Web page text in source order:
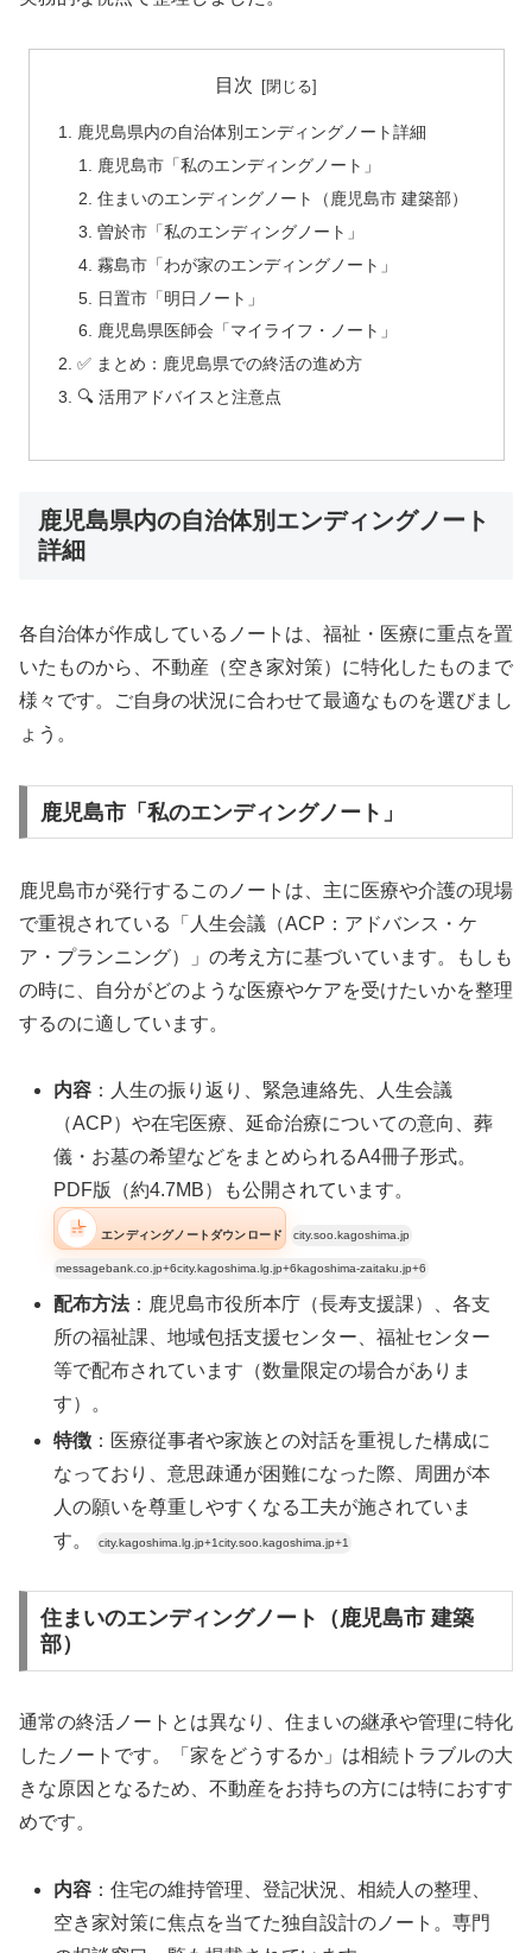
目次
鹿児島県内の自治体別エンディングノート詳細
鹿児島市「私のエンディングノート」
住まいのエンディングノート（鹿児島市 建築部）
曽於市「私のエンディングノート」
霧島市「わが家のエンディングノート」
日置市「明日ノート」
鹿児島県医師会「マイライフ・ノート」
✅ まとめ：鹿児島県での終活の進め方
🔍 活用アドバイスと注意点
鹿児島県内の自治体別エンディングノート
詳細
各自治体が作成しているノートは、福祉・医療に重点を置
いたものから、不動産（空き家対策）に特化したものまで
様々です。ご自身の状況に合わせて最適なものを選びまし
ょう。
鹿児島市「私のエンディングノート」
鹿児島市が発行するこのノートは、主に医療や介護の現場
で重視されている「人生会議（ACP：アドバンス・ケ
ア・プランニング）」の考え方に基づいています。もしも
の時に、自分がどのような医療やケアを受けたいかを整理
するのに適しています。
内容 ：人生の振り返り、緊急連絡先、人生会議
（ACP）や在宅医療、延命治療についての意向、葬
儀・お墓の希望などをまとめられるA4冊子形式。
PDF版（約4.7MB）も公開されています。
エンディングノートダウンロード city.soo.kagoshima.jp
messagebank.co.jp+6city.kagoshima.lg.jp+6kagoshima-zaitaku.jp+6
配布方法：鹿児島市役所本庁（長寿支援課）、各支
所の福祉課、地域包括支援センター、福祉センター
等で配布されています（数量限定の場合がありま
す）。
特徴 ：医療従事者や家族との対話を重視した構成に
なっており、意思疎通が困難になった際、周囲が本
人の願いを尊重しやすくなる工夫が施されていま
す。
city.kagoshima.lg.jp+1city.soo.kagoshima.jp+1
住まいのエンディングノート（鹿児島市 建築
部）
通常の終活ノートとは異なり、住まいの継承や管理に特化
したノートです。「家をどうするか」は相続トラブルの大
きな原因となるため、不動産をお持ちの方には特におすす
めです。
内容 ：住宅の維持管理、登記状況、相続人の整理、
空き家対策に焦点を当てた独自設計のノート。専門